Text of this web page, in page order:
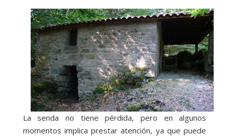
La senda no tiene pérdida, pero en algunos
momentos implica prestar atención, ya que puede